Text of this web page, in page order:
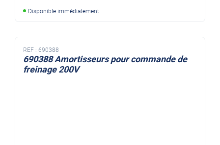
Disponible immédiatement
REF : 690388
690388 Amortisseurs pour commande de
freinage 200V